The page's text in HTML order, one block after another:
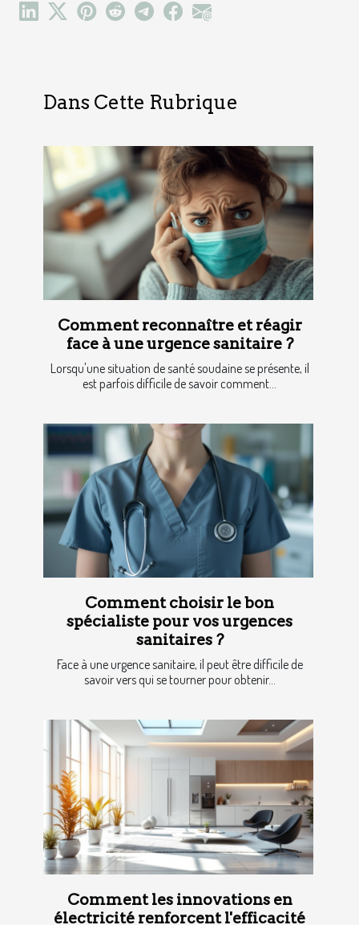
Dans Cette Rubrique
Comment reconnaître et réagir
face à une urgence sanitaire ?
Lorsqu'une situation de santé soudaine se présente, il
est parfois difficile de savoir comment...
Comment choisir le bon
spécialiste pour vos urgences
sanitaires ?
Face à une urgence sanitaire, il peut être difficile de
savoir vers qui se tourner pour obtenir...
Comment les innovations en
électricité renforcent l'efficacité